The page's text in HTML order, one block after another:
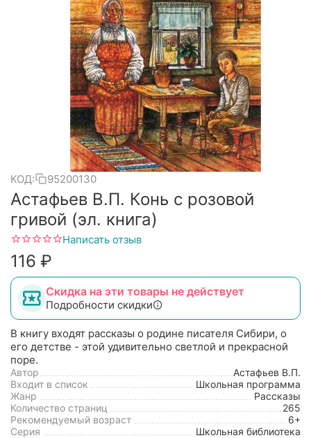
КОД: 95200130
Астафьев В.П. Конь с розовой
гривой (эл. книга)
Написать отзыв
‍116‍ ₽
Скидка на эти товары не действует
Подробности скидки
В книгу входят рассказы о родине писателя Сибири, о
его детстве - этой удивительно светлой и прекрасной
поре.
Автор
Астафьев В.П.
Входит в список
Школьная программа
Жанр
Рассказы
Количество страниц
265
Рекомендуемый возраст
6+
Серия
Школьная библиотека